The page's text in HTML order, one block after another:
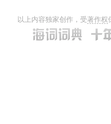
以上内容独家创作，受著作权